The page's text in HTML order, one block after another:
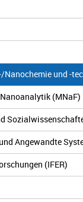
und -
(MNaF)
Angewandte
(IFER)